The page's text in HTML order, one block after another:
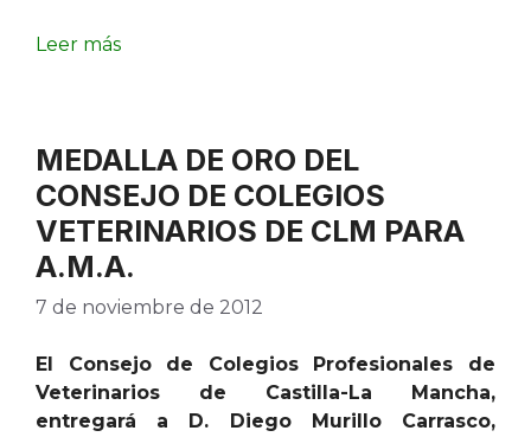
Leer más
MEDALLA DE ORO DEL
CONSEJO DE COLEGIOS
VETERINARIOS DE CLM PARA
A.M.A.
7 de noviembre de 2012
El Consejo de Colegios Profesionales de
Veterinarios de Castilla-La Mancha,
entregará a D. Diego Murillo Carrasco,